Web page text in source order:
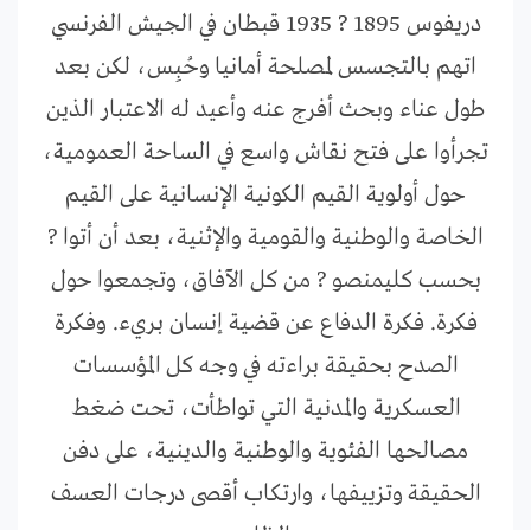
دريفوس 1895 ? 1935 قبطان في الجيش الفرنسي
اتهم بالتجسس لمصلحة أمانيا وحُبِس، لكن بعد
طول عناء وبحث أفرج عنه وأعيد له الاعتبار الذين
تجرأوا على فتح نقاش واسع في الساحة العمومية،
حول أولوية القيم الكونية الإنسانية على القيم
الخاصة والوطنية والقومية والإثنية، بعد أن أتوا ?
بحسب كليمنصو ? من كل الآفاق، وتجمعوا حول
فكرة. فكرة الدفاع عن قضية إنسان بريء. وفكرة
الصدح بحقيقة براءته في وجه كل المؤسسات
العسكرية والمدنية التي تواطأت، تحت ضغط
مصالحها الفئوية والوطنية والدينية، على دفن
الحقيقة وتزييفها، وارتكاب أقصى درجات العسف